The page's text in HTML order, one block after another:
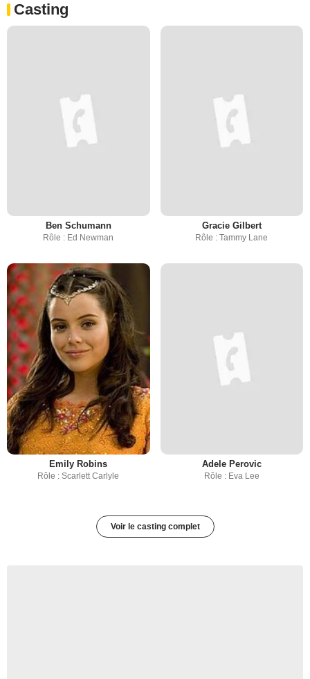
Casting
Ben Schumann
Rôle : Ed Newman
Gracie Gilbert
Rôle : Tammy Lane
Emily Robins
Rôle : Scarlett Carlyle
Adele Perovic
Rôle : Eva Lee
Voir le casting complet